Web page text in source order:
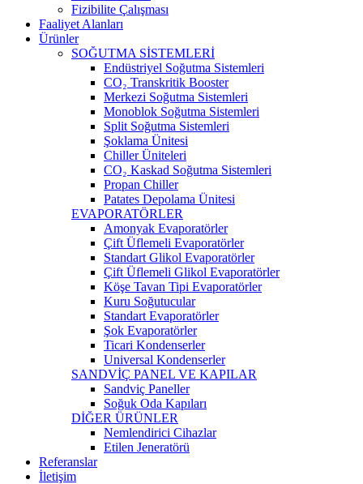
Fizibilite Çalışması
Faaliyet Alanları
Ürünler
SOĞUTMA SİSTEMLERİ
Endüstriyel Soğutma Sistemleri
CO₂ Transkritik Booster
Merkezi Soğutma Sistemleri
Monoblok Soğutma Sistemleri
Split Soğutma Sistemleri
Şoklama Ünitesi
Chiller Üniteleri
CO₂ Kaskad Soğutma Sistemleri
Propan Chiller
Patates Depolama Ünitesi
EVAPORATÖRLER
Amonyak Evaporatörler
Çift Üflemeli Evaporatörler
Standart Glikol Evaporatörler
Çift Üflemeli Glikol Evaporatörler
Köşe Tavan Tipi Evaporatörler
Kuru Soğutucular
Standart Evaporatörler
Şok Evaporatörler
Ticari Kondenserler
Universal Kondenserler
SANDVİÇ PANEL VE KAPILAR
Sandviç Paneller
Soğuk Oda Kapıları
DİĞER ÜRÜNLER
Nemlendirici Cihazlar
Etilen Jeneratörü
Referanslar
İletişim